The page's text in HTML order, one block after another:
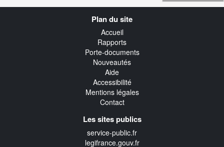
Plan du site
Accueil
Rapports
Porte-documents
Nouveautés
Aide
Accessibilité
Mentions légales
Contact
Les sites publics
service-public.fr
legifrance.gouv.fr